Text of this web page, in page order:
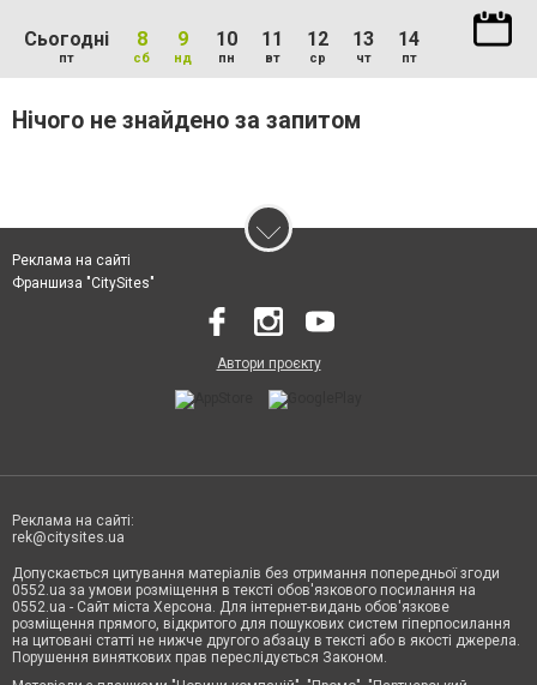
Сьогодні
пт
8
сб
9
нд
10
пн
11
вт
12
ср
13
чт
14
пт
Нічого не знайдено за запитом
Реклама на сайті
Франшиза "CitySites"
Автори проєкту
Реклама на сайті:
rek@citysites.ua
Допускається цитування матеріалів без отримання попередньої згоди
0552.ua за умови розміщення в тексті обов'язкового посилання на
0552.ua - Сайт міста Херсона. Для інтернет-видань обов'язкове
розміщення прямого, відкритого для пошукових систем гіперпосилання
на цитовані статті не нижче другого абзацу в тексті або в якості джерела.
Порушення виняткових прав переслідується Законом.